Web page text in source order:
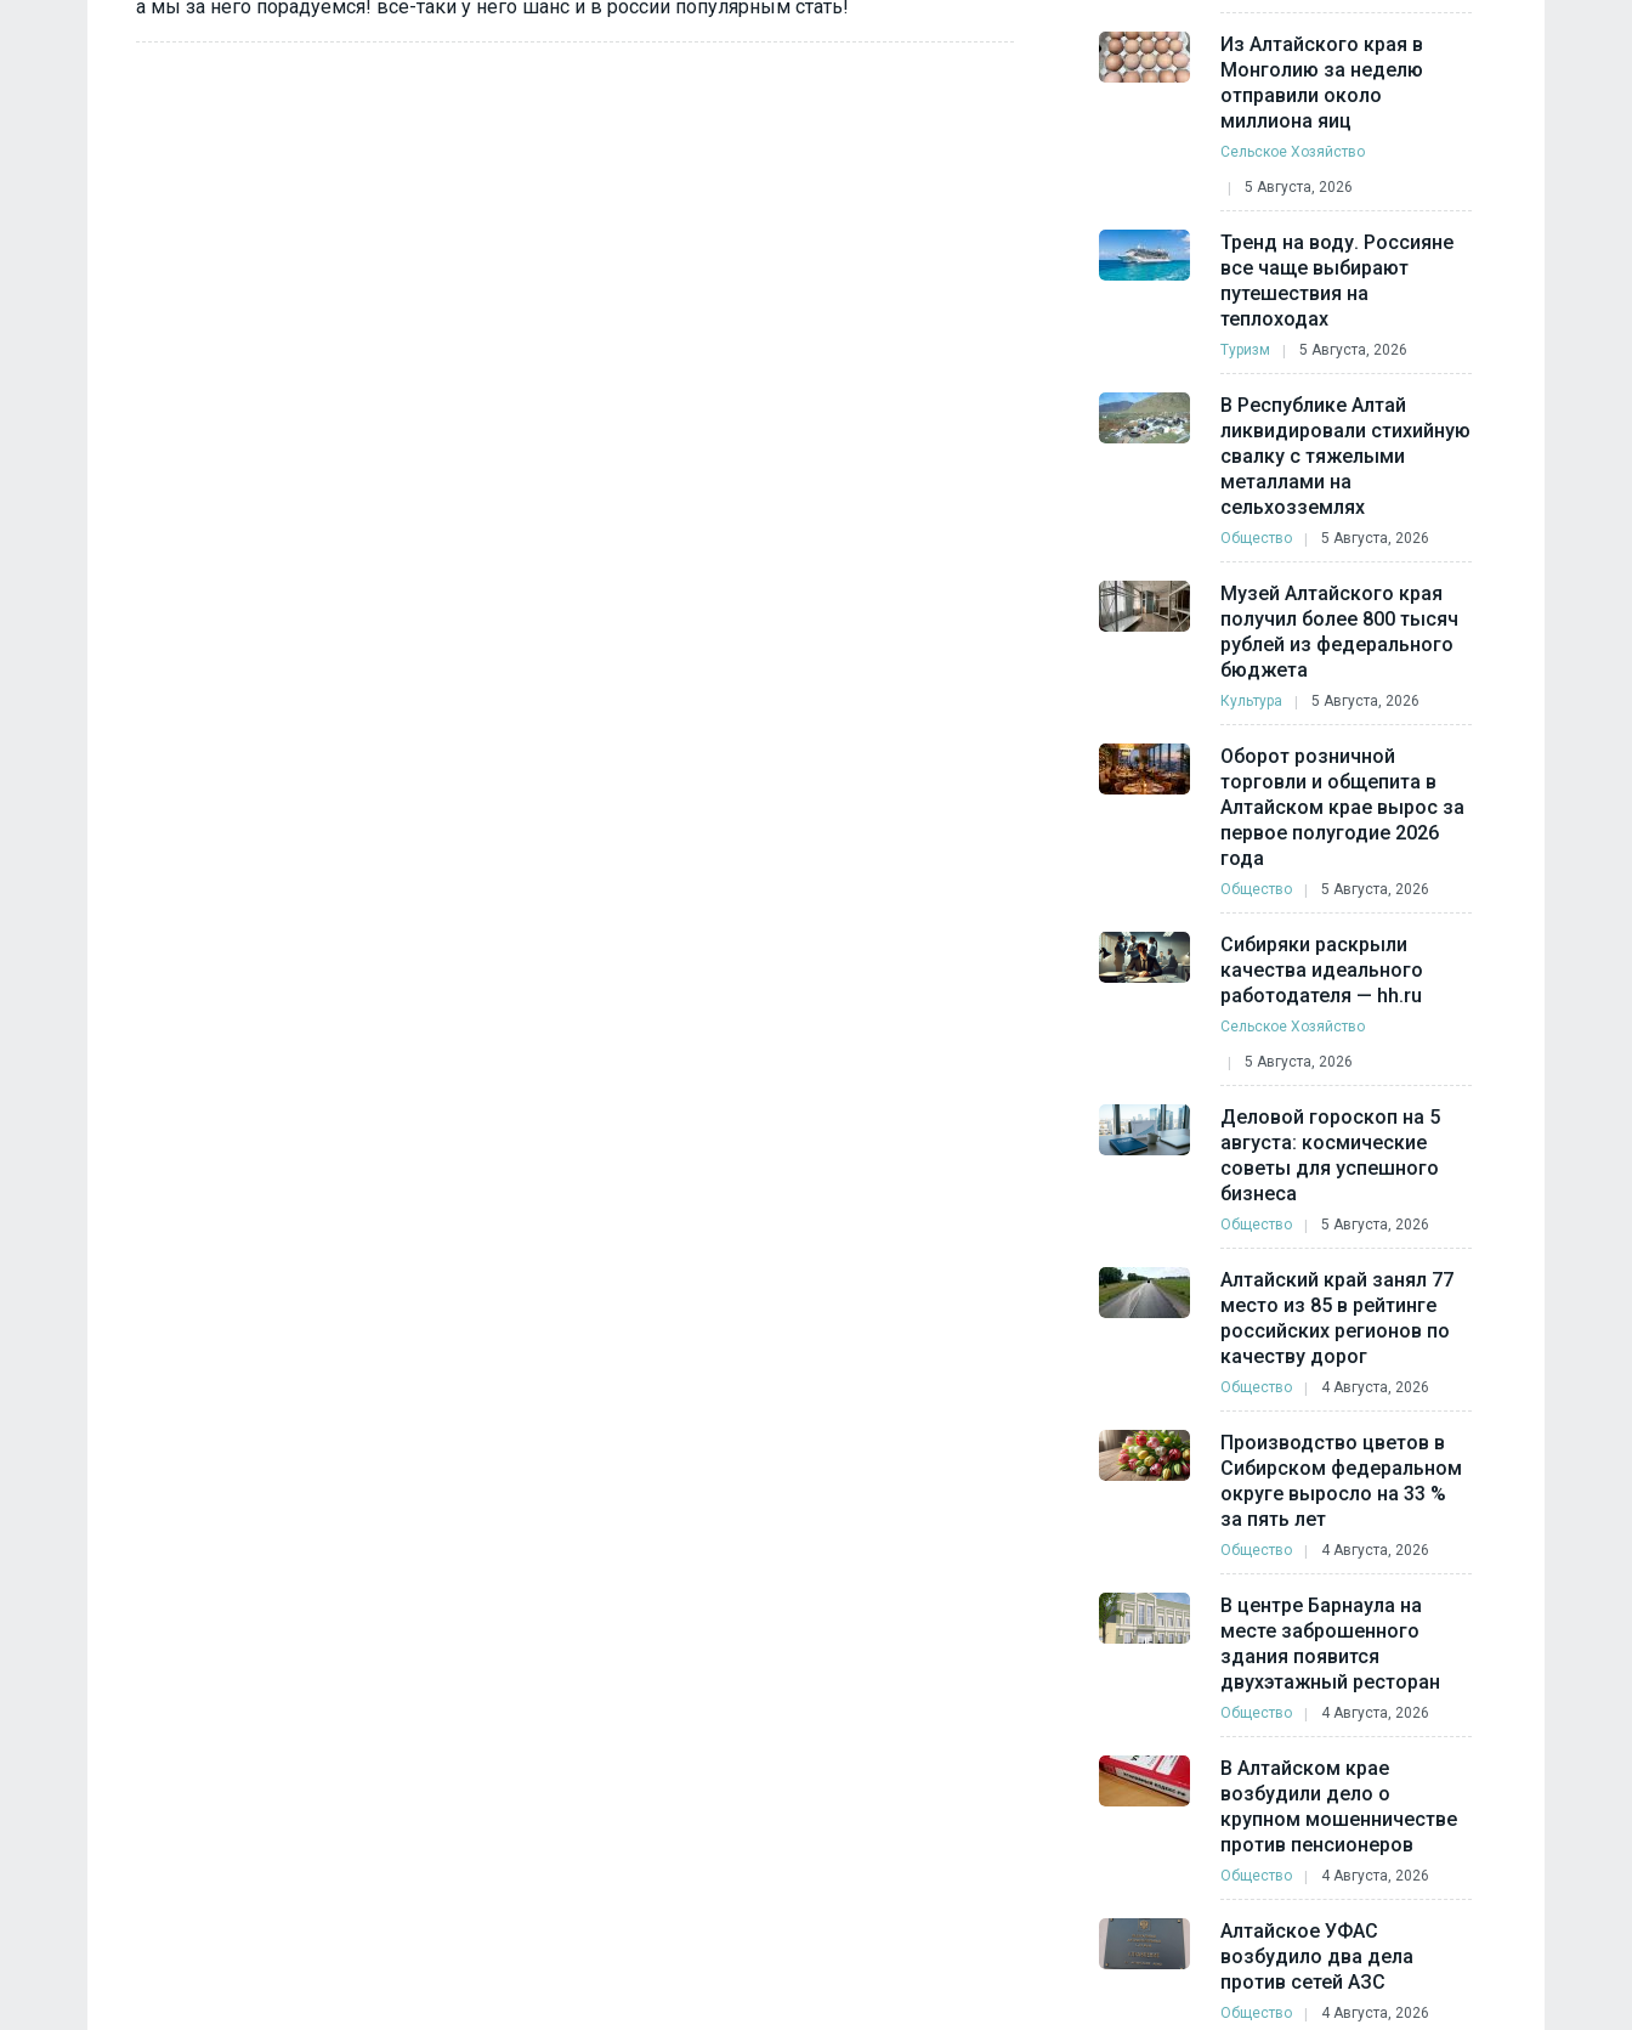
а мы за него порадуемся! все-таки у него шанс и в россии популярным стать!
Из Алтайского края в
Монголию за неделю
отправили около
миллиона яиц
Сельское Хозяйство
5 Августа, 2026
Тренд на воду. Россияне
все чаще выбирают
путешествия на
теплоходах
Туризм 5 Августа, 2026
В Республике Алтай
ликвидировали стихийную
свалку с тяжелыми
металлами на
сельхозземлях
Общество 5 Августа, 2026
Музей Алтайского края
получил более 800 тысяч
рублей из федерального
бюджета
Культура 5 Августа, 2026
Оборот розничной
торговли и общепита в
Алтайском крае вырос за
первое полугодие 2026
года
Общество 5 Августа, 2026
Сибиряки раскрыли
качества идеального
работодателя — hh.ru
Сельское Хозяйство
5 Августа, 2026
Деловой гороскоп на 5
августа: космические
советы для успешного
бизнеса
Общество 5 Августа, 2026
Алтайский край занял 77
место из 85 в рейтинге
российских регионов по
качеству дорог
Общество 4 Августа, 2026
Производство цветов в
Сибирском федеральном
округе выросло на 33 %
за пять лет
Общество 4 Августа, 2026
В центре Барнаула на
месте заброшенного
здания появится
двухэтажный ресторан
Общество 4 Августа, 2026
В Алтайском крае
возбудили дело о
крупном мошенничестве
против пенсионеров
Общество 4 Августа, 2026
Алтайское УФАС
возбудило два дела
против сетей АЗС
Общество 4 Августа, 2026